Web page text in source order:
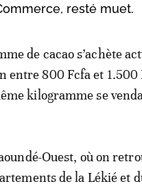
resté muet.
de cacao s’achète
entre 800 Fcfa et
kilogramme se
Ouest, où on
de la Lékié et